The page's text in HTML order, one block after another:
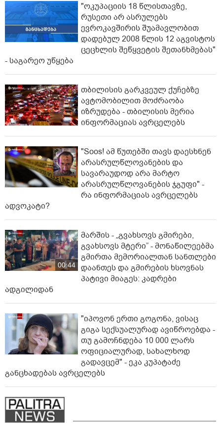
"ოკუპაციის 18 წლისთავზე,
რუსეთი არ ასრულებს
ევროკავშირის შუამავლობით
დადებულ 2008 წლის 12 აგვისტოს
ცეცხლის შეწყვეტის შეთანხმებას"
- საგარეო უწყება
თბილისის გარკვეულ ქუჩებზე
ავტომობილით მოძრაობა
იზრუდება - თბილისის მერია
ინფორმაციას ავრცელებს
"Soos! ამ წუთებში თავს დაესხნენ
არასრულწლოვანების და
სავარაუდოდ არა მარტო
არასრულწლოვანების ჯგუფი" -
რა ინფორმაციას ავრცელებს
ადვოკატი?
00:44
მარშის - „გვახსოვს გმირები,
გვახსოვს მტერი” - მონაწილეებმა
გმირთა მემორიალთან სანთლები
დაანთეს და გმირების ხსოვნას
პატივი მიაგეს: კადრები
ადგილიდან
"იპოვონ ერთი გოგონა, ვისაც
გიგა სექსუალურად ავიწროებდა -
თუ გამოჩნდება 10 000 ლარს
ოფიციალურად, სახალხოდ
გადავცემ" - ეკა კუპატაძე
განცხადებას ავრცელებს